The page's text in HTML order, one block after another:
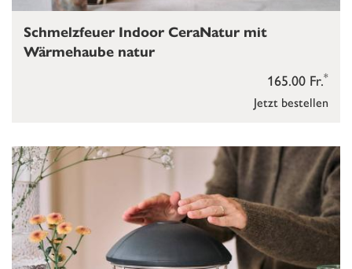
Jetzt bestellen
165.00 Fr.*
Schmelzfeuer Indoor CeraNatur mit
Wärmehaube natur